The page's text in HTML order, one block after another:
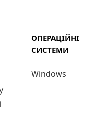
ОПЕРАЦІЙНІ
СИСТЕМИ
Windows